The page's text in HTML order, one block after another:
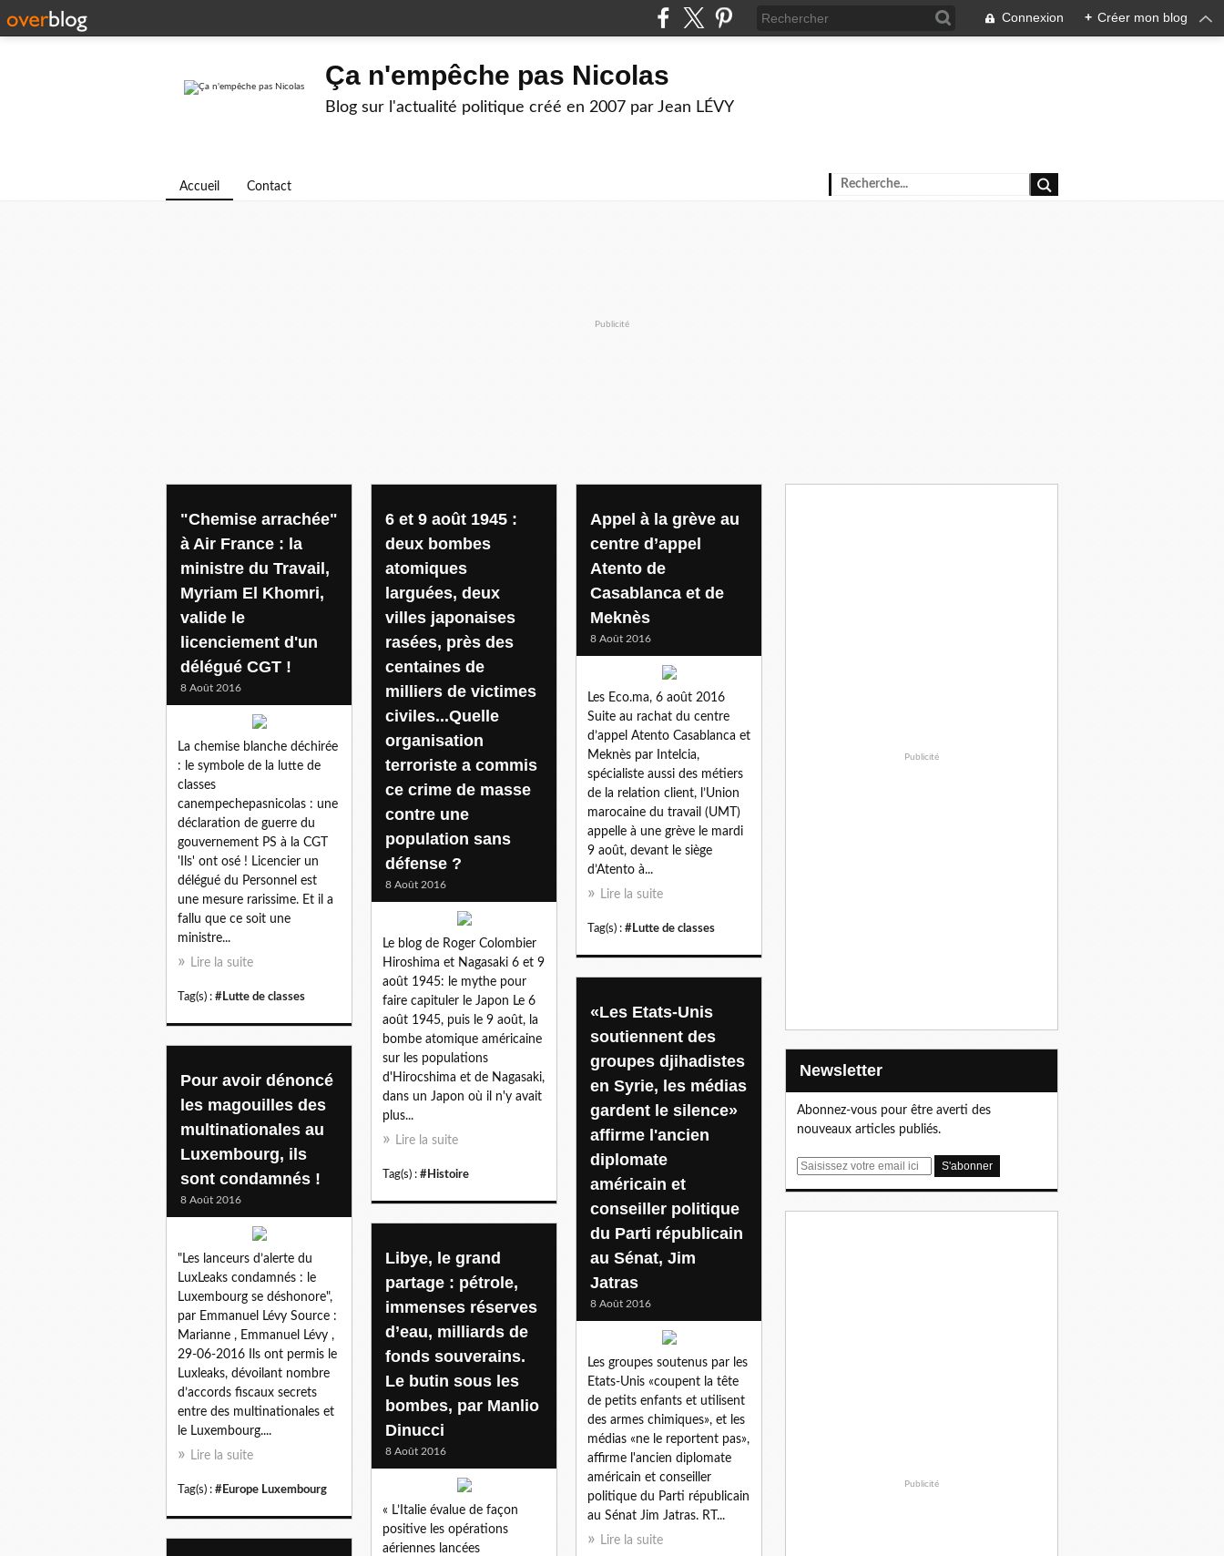
Connexion + Créer mon blog
Ça n'empêche pas Nicolas
Blog sur l'actualité politique créé en 2007 par Jean LÉVY
Accueil Contact
Publicité
"Chemise arrachée"
à Air France : la
ministre du Travail,
Myriam El Khomri,
valide le
licenciement d'un
délégué CGT !
8 Août 2016
La chemise blanche déchirée
: le symbole de la lutte de
classes
canempechepasnicolas : une
déclaration de guerre du
gouvernement PS à la CGT
'Ils' ont osé ! Licencier un
délégué du Personnel est
une mesure rarissime. Et il a
fallu que ce soit une
ministre...
Lire la suite
Tag(s) : #Lutte de classes
6 et 9 août 1945 :
deux bombes
atomiques
larguées, deux
villes japonaises
rasées, près des
centaines de
milliers de victimes
civiles...Quelle
organisation
terroriste a commis
ce crime de masse
contre une
population sans
défense ?
8 Août 2016
Le blog de Roger Colombier
Hiroshima et Nagasaki 6 et 9
août 1945: le mythe pour
faire capituler le Japon Le 6
août 1945, puis le 9 août, la
bombe atomique américaine
sur les populations
d'Hirocshima et de Nagasaki,
dans un Japon où il n'y avait
plus...
Lire la suite
Tag(s) : #Histoire
Appel à la grève au
centre d’appel
Atento de
Casablanca et de
Meknès
8 Août 2016
Les Eco.ma, 6 août 2016
Suite au rachat du centre
d’appel Atento Casablanca et
Meknès par Intelcia,
spécialiste aussi des métiers
de la relation client, l’Union
marocaine du travail (UMT)
appelle à une grève le mardi
9 août, devant le siège
d’Atento à...
Lire la suite
Tag(s) : #Lutte de classes
«Les Etats-Unis
soutiennent des
groupes djihadistes
en Syrie, les médias
gardent le silence»
affirme l'ancien
diplomate
américain et
conseiller politique
du Parti républicain
au Sénat, Jim
Jatras
8 Août 2016
Les groupes soutenus par les
Etats-Unis «coupent la tête
de petits enfants et utilisent
des armes chimiques», et les
médias «ne le reportent pas»,
affirme l'ancien diplomate
américain et conseiller
politique du Parti républicain
au Sénat Jim Jatras. RT...
Lire la suite
Pour avoir dénoncé
les magouilles des
multinationales au
Luxembourg, ils
sont condamnés !
8 Août 2016
"Les lanceurs d’alerte du
LuxLeaks condamnés : le
Luxembourg se déshonore",
par Emmanuel Lévy Source :
Marianne , Emmanuel Lévy ,
29-06-2016 Ils ont permis le
Luxleaks, dévoilant nombre
d’accords fiscaux secrets
entre des multinationales et
le Luxembourg....
Lire la suite
Tag(s) : #Europe Luxembourg
Libye, le grand
partage : pétrole,
immenses réserves
d’eau, milliards de
fonds souverains.
Le butin sous les
bombes, par Manlio
Dinucci
8 Août 2016
« L’Italie évalue de façon
positive les opérations
aériennes lancées
Publicité
Newsletter
Abonnez-vous pour être averti des
nouveaux articles publiés.
E
Publicité